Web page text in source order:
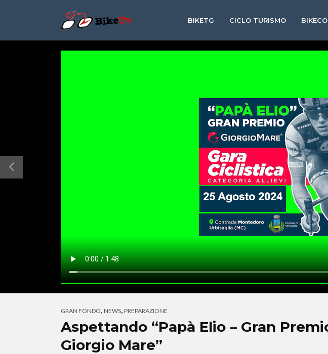
BIKETG CICLO TURISMO
GRAN FONDO, NEWS, PREPARAZIONE
Aspettando “Papà Elio – Gran
Giorgio Mare”